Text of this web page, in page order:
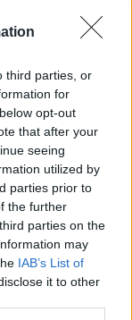
third parties, or
for
opt-out
that after your
seeing
utilized by
parties prior to
the further
parties on the
may
IAB’s List of
it to other
μία
το πράσινο
ανοίξει
να
η
και
σαφές
τη
των
κ.ο.κ.